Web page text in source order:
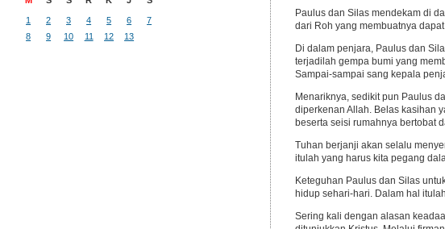
Paulus dan Silas mendekam di
dari Roh yang membuatnya
Di dalam penjara, Paulus dan
terjadilah gempa bumi yang
Sampai-sampai sang kepala
Menariknya, sedikit pun Paulus
diperkenan Allah. Belas kasihan
beserta seisi rumahnya bertobat
Tuhan berjanji akan selalu
itulah yang harus kita pegang
Keteguhan Paulus dan Silas
hidup sehari-hari. Dalam hal
Sering kali dengan alasan
1 2 3 4 5 6
7
8
9 10 11 12 13